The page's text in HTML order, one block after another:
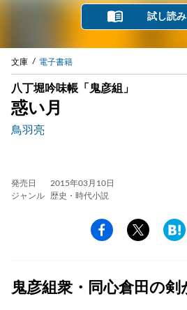
試し読み
文庫 電子書籍
八丁堀吟味帳「鬼彦組」
惑い月
鳥羽亮
発売日
2015年03月10日
ジャンル
歴史・時代小説
鬼彦組衆・同心倉田の剣